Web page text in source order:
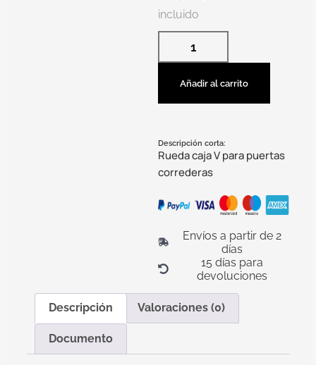
incluido
Añadir al carrito
Descripción corta:
Rueda caja V para puertas
correderas
Envíos a partir de 2
días
15 días para
devoluciones
Descripción Valoraciones (0)
Documento